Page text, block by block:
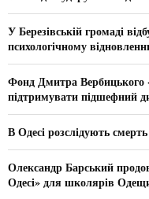
:У Березівській громаді
психологічному
Фонд Дмитра Вербицького
підтримувати підшефний
В Одесі розслідують
Олександр Барський
Одесі» для школярів